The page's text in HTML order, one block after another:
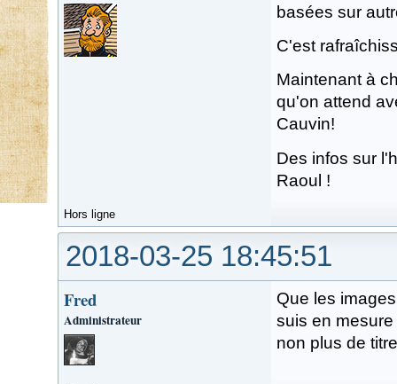
basées sur
C'est
Maintenant à
qu'on attend
Cauvin!
Des infos sur
Raoul !
Hors ligne
2018-03-25 18:45:51
Fred
Administrateur
Que les
suis en
non plus de